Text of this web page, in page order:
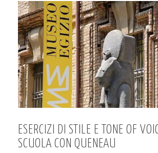
ESERCIZI DI STILE E TONE OF
SCUOLA CON QUENEAU